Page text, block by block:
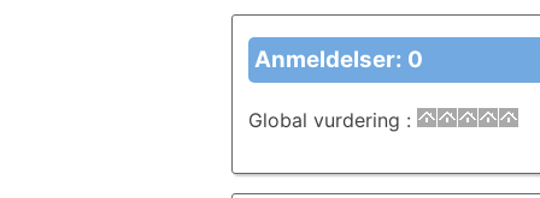
Anmeldelser: 0
Global vurdering :